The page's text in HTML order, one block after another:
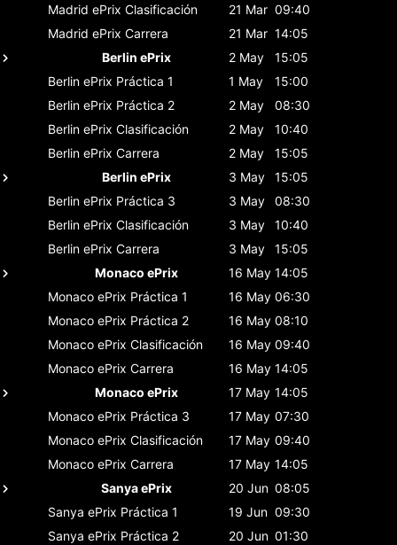
Madrid ePrix Clasificación 21 Mar 09:40
Madrid ePrix Carrera 21 Mar 14:05
Berlin ePrix
2 May
15:05
Berlin ePrix Práctica 1 1 May
15:00
Berlin ePrix Práctica 2 2 May
08:30
Berlin ePrix Clasificación 2 May
10:40
Berlin ePrix Carrera 2 May
15:05
Berlin ePrix
3 May
15:05
Berlin ePrix Práctica 3 3 May
08:30
Berlin ePrix Clasificación 3 May
10:40
Berlin ePrix Carrera 3 May
15:05
Monaco ePrix
16 May 14:05
Monaco ePrix Práctica 1 16 May 06:30
Monaco ePrix Práctica 2 16 May 08:10
Monaco ePrix Clasificación 16 May 09:40
Monaco ePrix Carrera 16 May 14:05
Monaco ePrix
17 May 14:05
Monaco ePrix Práctica 3 17 May 07:30
Monaco ePrix Clasificación 17 May 09:40
Monaco ePrix Carrera 17 May 14:05
Sanya ePrix
20 Jun 08:05
Sanya ePrix Práctica 1 19 Jun 09:30
Sanya ePrix Práctica 2 20 Jun 01:30